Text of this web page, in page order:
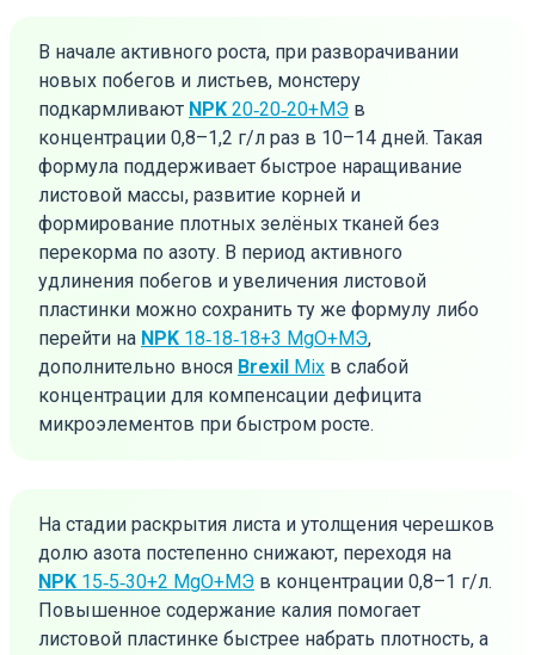
В начале активного роста, при разворачивании
новых побегов и листьев, монстеру
подкармливают NPK 20‑20‑20+МЭ в
концентрации 0,8–1,2 г/л раз в 10–14 дней. Такая
формула поддерживает быстрое наращивание
листовой массы, развитие корней и
формирование плотных зелёных тканей без
перекорма по азоту. В период активного
удлинения побегов и увеличения листовой
пластинки можно сохранить ту же формулу либо
перейти на NPK 18‑18‑18+3 MgO+МЭ,
дополнительно внося Brexil Mix в слабой
концентрации для компенсации дефицита
микроэлементов при быстром росте.
На стадии раскрытия листа и утолщения черешков
долю азота постепенно снижают, переходя на
NPK 15‑5‑30+2 MgO+МЭ в концентрации 0,8–1 г/л.
Повышенное содержание калия помогает
листовой пластинке быстрее набрать плотность, а